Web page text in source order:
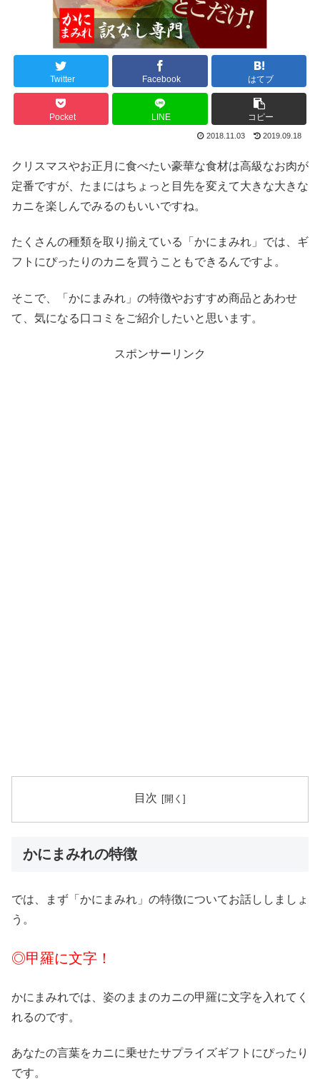
Twitter Facebook はてブ
Pocket LINE コピー
2018.11.03 2019.09.18
クリスマスやお正月に食べたい豪華な食材は高級なお肉が
定番ですが、たまにはちょっと目先を変えて大きな大きな
カニを楽しんでみるのもいいですね。
たくさんの種類を取り揃えている「かにまみれ」では、ギ
フトにぴったりのカニを買うこともできるんですよ。
そこで、「かにまみれ」の特徴やおすすめ商品とあわせ
て、気になる口コミをご紹介したいと思います。
スポンサーリンク
目次
かにまみれの特徴
では、まず「かにまみれ」の特徴についてお話ししましょ
う。
◎甲羅に文字！
かにまみれでは、姿のままのカニの甲羅に文字を入れてく
れるのです。
あなたの言葉をカニに乗せたサプライズギフトにぴったり
です。